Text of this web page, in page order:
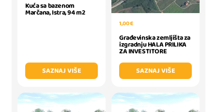
Kuća sa bazenom
Marčana, Istra, 94 m2
SAZNAJ VIŠE
1,00 €
Građevinska zemljišta za
izgradnju HALA PRILIKA
ZA INVESTITORE
SAZNAJ VIŠE